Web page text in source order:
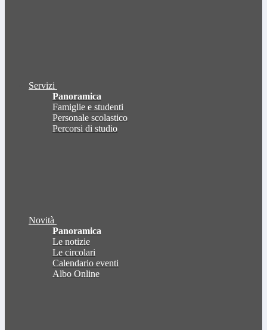
Servizi
Panoramica
Famiglie e studenti
Personale scolastico
Percorsi di studio
Novità
Panoramica
Le notizie
Le circolari
Calendario eventi
Albo Online